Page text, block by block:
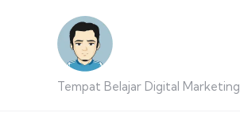
Tempat Belajar Digital Marketing